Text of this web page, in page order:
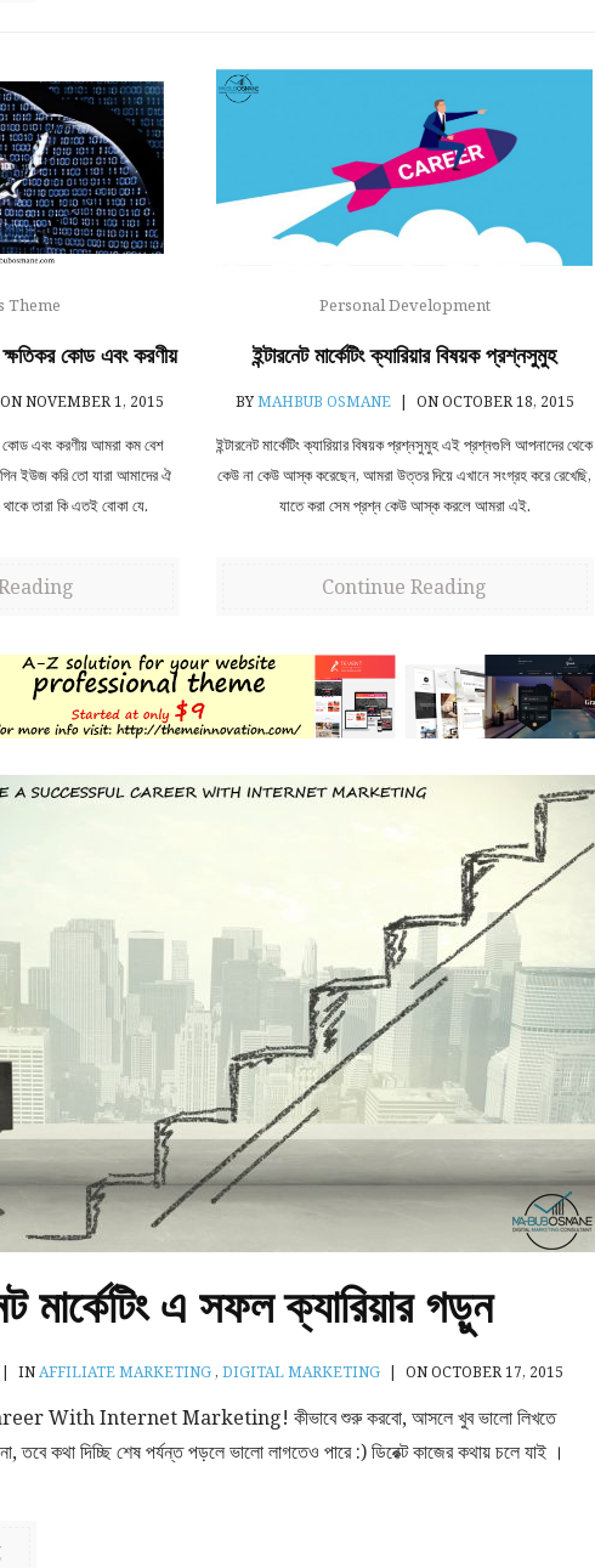
Theme
ক্ষতিকর কোড এবং করণীয়
ON NOVEMBER 1, 2015
কোড এবং করণীয় আমরা কম বেশ
ইউজ করি তো যারা আমাদের ঐ
তারা কি এতই বোকা যে.
Personal Development
ইন্টারনেট মার্কেটিং ক্যারিয়ার বিষয়ক প্রশ্নসুমুহ
BYMAHBUB OSMANE | ON OCTOBER 18, 2015
ইন্টারনেট মার্কেটিং ক্যারিয়ার বিষয়ক প্রশ্নসুমুহ এই প্রশ্নগুলি আপনাদের থেকে
কেউ না কেউ আস্ক করেছেন, আমরা উত্তর দিয়ে এখানে সংগ্রহ করে রেখেছি,
যাতে করা সেম প্রশ্ন কেউ আস্ক করলে আমরা এই.
Continue Reading
মার্কেটিং এ সফল ক্যারিয়ার গড়ুন
| INAFFILIATE MARKETING, DIGITAL MARKETING | ON OCTOBER 17, 2015
With Internet Marketing! কীভাবে শুরু করবো, আসলে খুব ভালো লিখতে
তবে কথা দিচ্ছি শেষ পর্যন্ত পড়লে ভালো লাগতেও পারে :) ডিরেক্ট কাজের কথায় চলে যাই ।